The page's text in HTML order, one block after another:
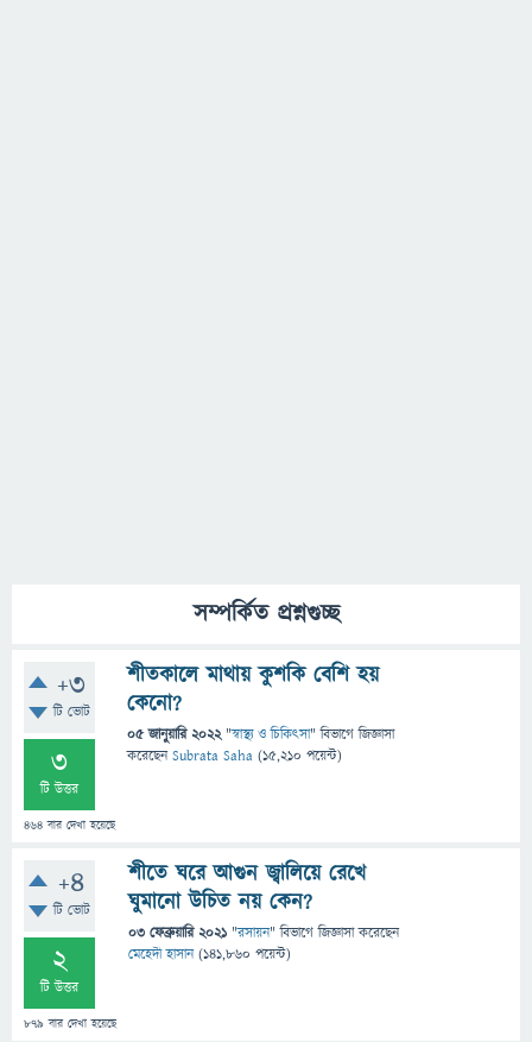
সম্পর্কিত প্রশ্নগুচ্ছ
+3
টি ভোট
3
টি উত্তর
464 বার দেখা হয়েছে
শীতকালে মাথায় কুশকি বেশি হয়
কেনো?
05 জানুয়ারি 2022 "স্বাস্থ্য ও চিকিৎসা" বিভাগে জিজ্ঞাসা
করেছেনSubrata Saha (15,210 পয়েন্ট)
+4
টি ভোট
2
টি উত্তর
879 বার দেখা হয়েছে
শীতে ঘরে আগুন জ্বালিয়ে রেখে
ঘুমানো উচিত নয় কেন?
03 ফেব্রুয়ারি 2021 "রসায়ন" বিভাগে জিজ্ঞাসাকরেছেন
মেহেদী হাসান (141,860 পয়েন্ট)